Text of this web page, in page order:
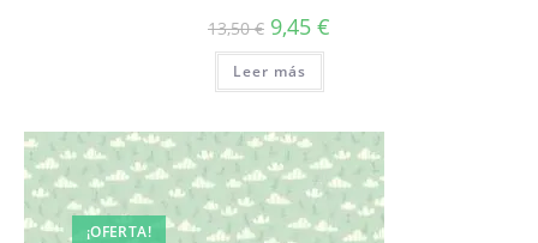
13,50€ El
precio
original
era:
13,50 €.
9,45 €
Leer más
¡OFERTA!